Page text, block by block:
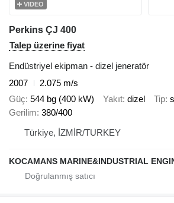
VIDEO
Perkins ÇJ 400
Talep üzerine fiyat
Endüstriyel ekipman - dizel jeneratör
2007
2.075 m/s
Güç 544 bg (400 kW) Yakıt dizel Tip
Gerilim 380/400
Türkiye, İZMİR/TURKEY
KOCAMANS MARINE&INDUSTRIAL